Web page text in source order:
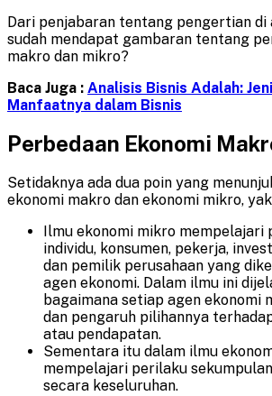
Dari penjabaran tentang pengertian di
sudah mendapat gambaran tentang
makro dan mikro?
Baca Juga : Analisis Bisnis Adalah:
Manfaatnya dalam Bisnis
Perbedaan Ekonomi
Setidaknya ada dua poin yang
ekonomi makro dan ekonomi mikro,
Ilmu ekonomi mikro
individu, konsumen, pekerja,
dan pemilik perusahaan yang
agen ekonomi. Dalam ilmu ini
bagaimana setiap agen ekonomi
dan pengaruh pilihannya
atau pendapatan.
Sementara itu dalam ilmu
mempelajari perilaku
secara keseluruhan.